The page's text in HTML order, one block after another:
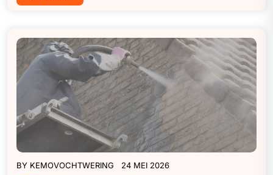
BY KEMOVOCHTWERING 24 MEI 2026